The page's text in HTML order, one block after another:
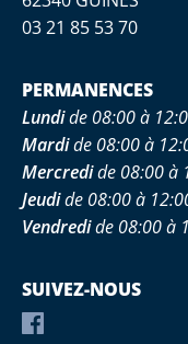
03 21 85 53 70
PERMANENCES
Lundide 08:00 à
Mardide 08:00 à
Mercredide 08:00 à
Jeudide 08:00 à
Vendredide 08:00 à
SUIVEZ-NOUS